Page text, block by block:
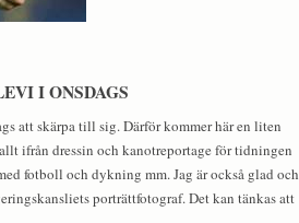
I ONSDAGS
att skärpa till sig. Därför kommer här en liten
ifrån dressin och kanotreportage för tidningen
fotboll och dykning mm. Jag är också glad och
porträttfotograf. Det kan tänkas att